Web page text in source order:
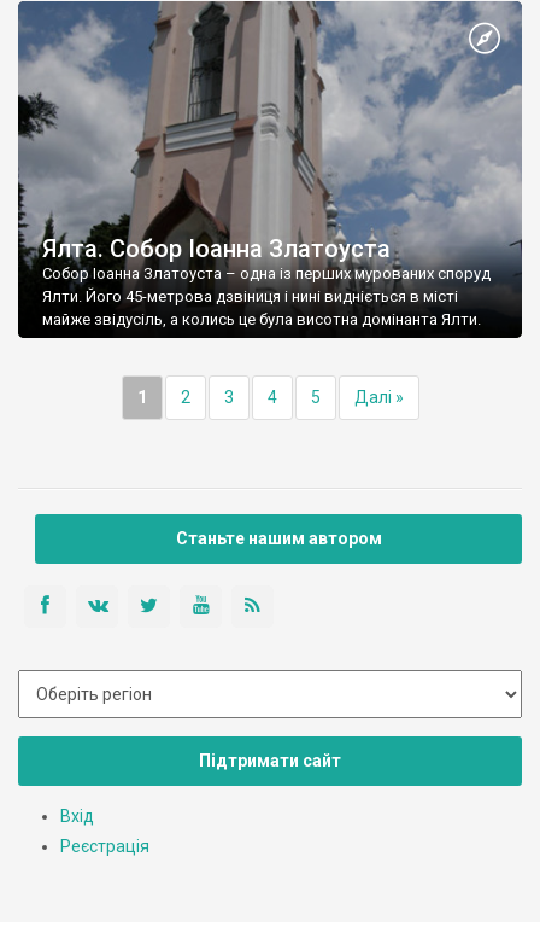
Ялта. Собор Іоанна Златоуста
Собор Іоанна Златоуста – одна із перших мурованих споруд
Ялти. Його 45-метрова дзвіниця і нині видніється в місті
майже звідусіль, а колись це була висотна домінанта Ялти.
1 2 3 4 5 Далі »
Станьте нашим автором
Підтримати сайт
Вхід
Реєстрація